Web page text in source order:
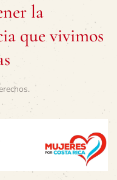
la
que vivimos
.